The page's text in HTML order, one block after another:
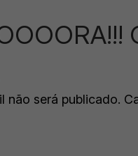
não será publicado.